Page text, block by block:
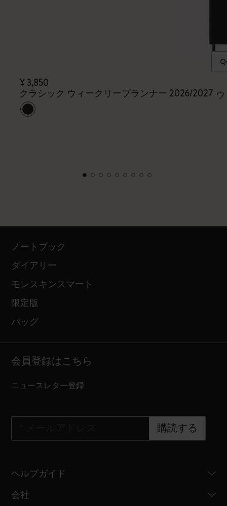
¥ 3,850
クラシック ウィークリープランナー 2026/2027
ノートブック
ダイアリー
モレスキンスマート
限定版
バッグ
会員登録はこちら
ニュースレター登録
購読する
ヘルプガイド
会社